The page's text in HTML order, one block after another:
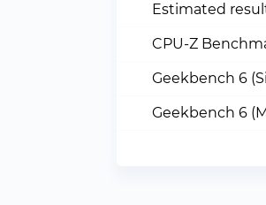
Estimated
CPU-Z
Geekbench 6
Geekbench 6